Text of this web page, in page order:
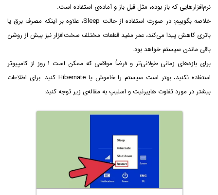
نرم‌افزارهایی که باز بوده، مثل قبل باز و آماده‌ی استفاده است.
خلاصه بگوییم: در صورت استفاده از حالت Sleep، علاوه بر اینکه مصرف برق یا
باتری کاهش پیدا می‌کند، عمر مفید قطعات مختلف سخت‌افزار نیز بیش از روشن
باقی ماندن سیستم خواهد بود.
برای بازه‌های زمانی طولانی‌تر و فرضاً مواقعی که ممکن است ۱ روز از کامپیوتر
استفاده نکنید، بهتر است سیستم را خاموش یا Hibernate کنید. برای اطلاعات
بیشتر در مورد تفاوت هایبرنیت و اسلیپ به مقاله‌ی زیر توجه کنید: